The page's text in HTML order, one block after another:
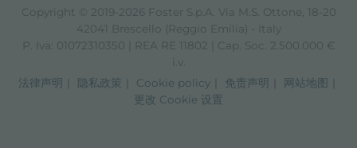
Copyright © 2019-2026 Foster S.p.A. Via M.S. Ottone, 18-20
42041 Brescello (Reggio Emilia) - Italy
P. Iva: 01072310350 | REA RE 11802 | Cap. Soc. 2.500.000 €
i.v.
法律声明
隐私政策 Cookie policy 免责声明
网站地图
更改 Cookie 设置